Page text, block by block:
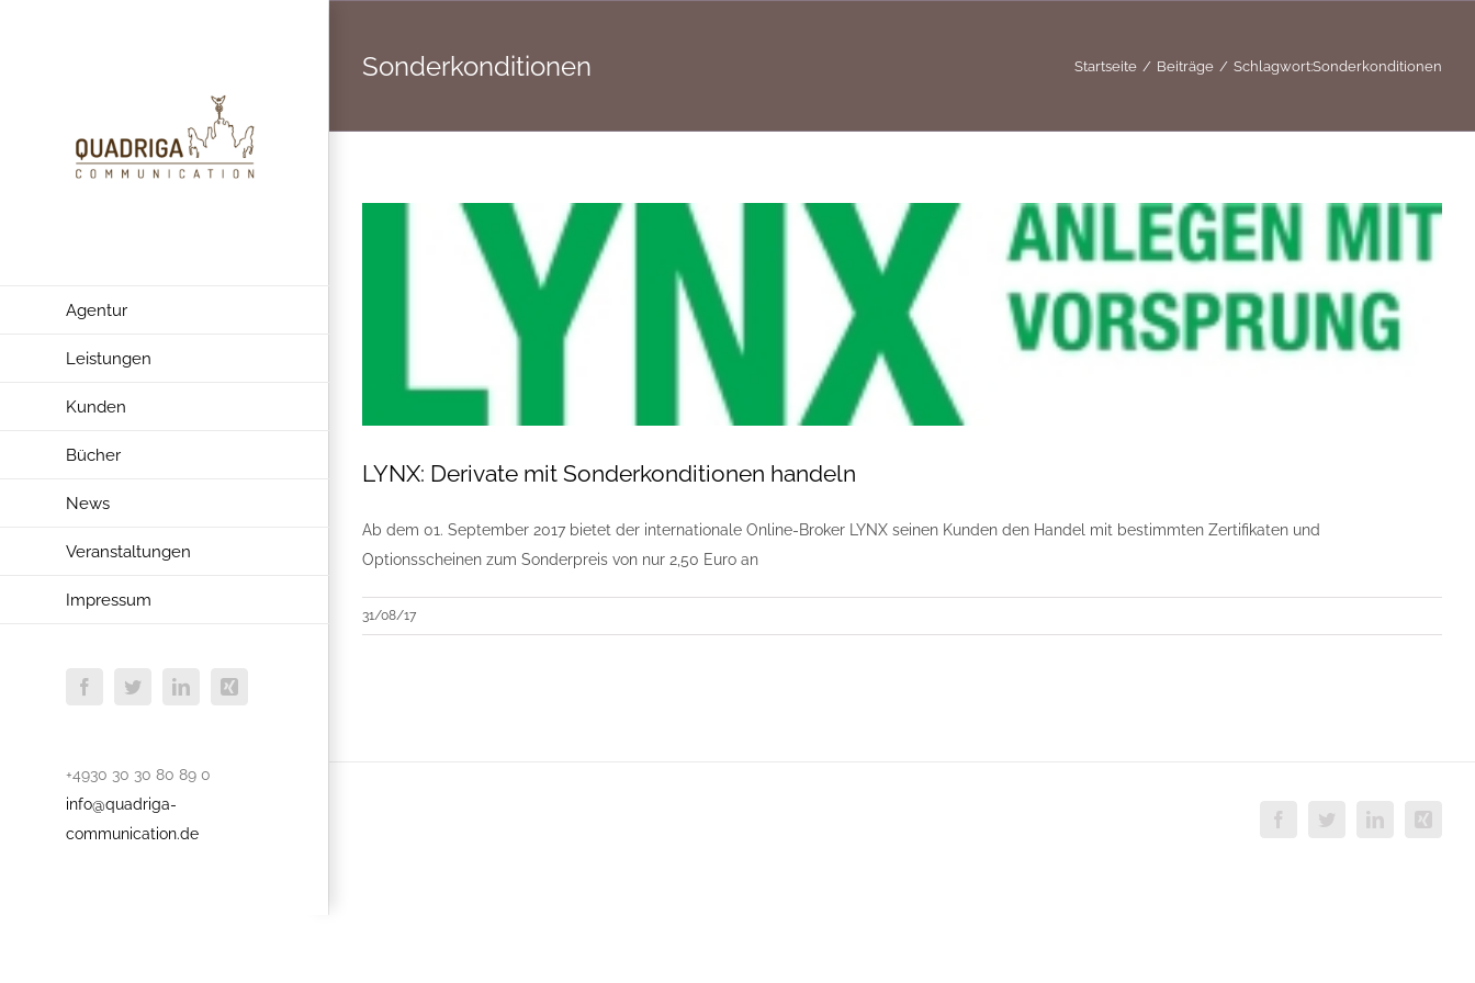
Agentur
Leistungen
Kunden
Bücher
News
Veranstaltungen
Impressum
FacebookTwitterLinkedInXing
+4930 30 30 80 89 0
info@quadriga-
communication.de
Sonderkonditionen Startseite Beiträge Schlagwort:Sonderkonditionen
LYNX: Derivate mit Sonderkonditionen handeln
Ab dem 01. September 2017 bietet der internationale Online-Broker LYNX seinen Kunden den Handel mit bestimmten Zertifikaten und
Optionsscheinen zum Sonderpreis von nur 2,50 Euro an
31/08/17
FacebookTwitterLinkedInXing